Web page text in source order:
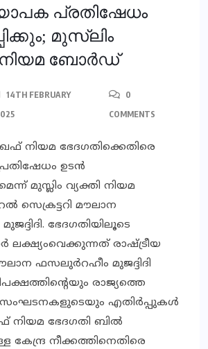
പ്രതിഷേധം
മുസ്ലിം
ബോര്‍ഡ്
14TH FEBRUARY
0
COMMENTS
നിയമ ഭേദഗതിക്കെതിരെ
ഉടന്‍
മുസ്ലിം വ്യക്തി നിയമ
മൗലാന
ഭേദഗതിയിലൂടെ
ലക്ഷ്യംവെക്കുന്നത് രാഷ്ട്രീയ
ഫസലുര്‍റഹീം മുജദ്ദിദി
രാജ്യത്തെ
സംഘടനകളുടെയും എതിര്‍പ്പുകള്‍
നിയമ ഭേദഗതി ബില്‍
കേന്ദ്ര നീക്കത്തിനെതിരെ